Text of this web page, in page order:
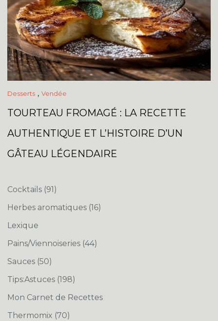
Desserts , Vendée
TOURTEAU FROMAGÉ : LA RECETTE
AUTHENTIQUE ET L’HISTOIRE D’UN
GÂTEAU LÉGENDAIRE
Cocktails (91)
Herbes aromatiques (16)
Lexique
Pains/Viennoiseries (44)
Sauces (50)
Tips:Astuces (198)
Mon Carnet de Recettes
Thermomix (70)